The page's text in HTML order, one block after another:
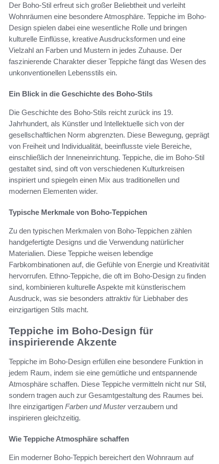
Der Boho-Stil erfreut sich großer Beliebtheit und verleiht
Wohnräumen eine besondere Atmosphäre. Teppiche im Boho-
Design spielen dabei eine wesentliche Rolle und bringen
kulturelle Einflüsse, kreative Ausdrucksformen und eine
Vielzahl an Farben und Mustern in jedes Zuhause. Der
faszinierende Charakter dieser Teppiche fängt das Wesen des
unkonventionellen Lebensstils ein.
Ein Blick in die Geschichte des Boho-Stils
Die Geschichte des Boho-Stils reicht zurück ins 19.
Jahrhundert, als Künstler und Intellektuelle sich von der
gesellschaftlichen Norm abgrenzten. Diese Bewegung, geprägt
von Freiheit und Individualität, beeinflusste viele Bereiche,
einschließlich der Inneneinrichtung. Teppiche, die im Boho-Stil
gestaltet sind, sind oft von verschiedenen Kulturkreisen
inspiriert und spiegeln einen Mix aus traditionellen und
modernen Elementen wider.
Typische Merkmale von Boho-Teppichen
Zu den typischen Merkmalen von Boho-Teppichen zählen
handgefertigte Designs und die Verwendung natürlicher
Materialien. Diese Teppiche weisen lebendige
Farbkombinationen auf, die Gefühle von Energie und Kreativität
hervorrufen. Ethno-Teppiche, die oft im Boho-Design zu finden
sind, kombinieren kulturelle Aspekte mit künstlerischem
Ausdruck, was sie besonders attraktiv für Liebhaber des
einzigartigen Stils macht.
Teppiche im Boho-Design für
inspirierende Akzente
Teppiche im Boho-Design erfüllen eine besondere Funktion in
jedem Raum, indem sie eine gemütliche und entspannende
Atmosphäre schaffen. Diese Teppiche vermitteln nicht nur Stil,
sondern tragen auch zur Gesamtgestaltung des Raumes bei.
Ihre einzigartigen Farben und Musterverzaubern und
inspirieren gleichzeitig.
Wie Teppiche Atmosphäre schaffen
Ein moderner Boho-Teppich bereichert den Wohnraum auf